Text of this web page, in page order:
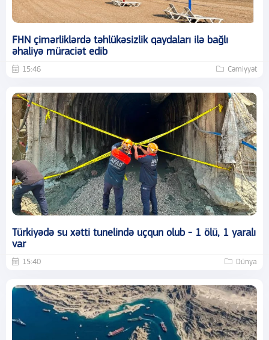
FHN çimərliklərdə təhlükəsizlik qaydaları ilə bağlı
əhaliyə müraciət edib
15:46 Cəmiyyət
Türkiyədə su xətti tunelində uçqun olub - 1 ölü, 1 yaralı
var
15:40 Dünya